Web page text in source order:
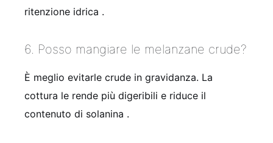
ritenzione idrica .
6. Posso mangiare le melanzane crude?
È meglio evitarle crude in gravidanza. La
cottura le rende più digeribili e riduce il
contenuto di solanina .